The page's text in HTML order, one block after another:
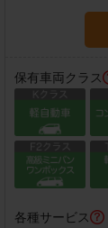
保有車両クラス
各種サービス